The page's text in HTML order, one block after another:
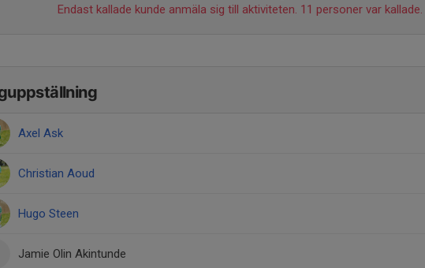
Endast kallade kunde anmäla sig till aktiviteten. 11 personer var kallade.
Axel Ask
Christian Aoud
Hugo Steen
Jamie Olin Akintunde